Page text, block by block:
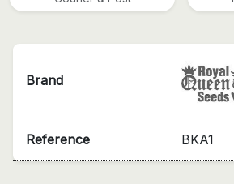
Brand
Reference BKA1